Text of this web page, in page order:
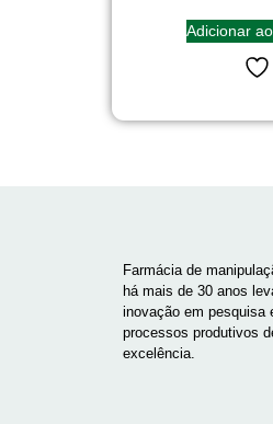
Adicionar
Farmácia de
há mais de 30 anos
inovação em pesquisa
processos produtivos
excelência.